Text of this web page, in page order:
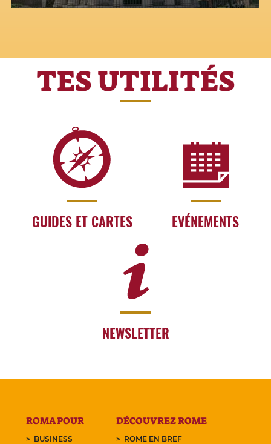
TES UTILITÉS
GUIDES ET CARTES EVÉNEMENTS
NEWSLETTER
ROMA POUR
BUSINESS
DÉCOUVREZ ROME
ROME EN BREF